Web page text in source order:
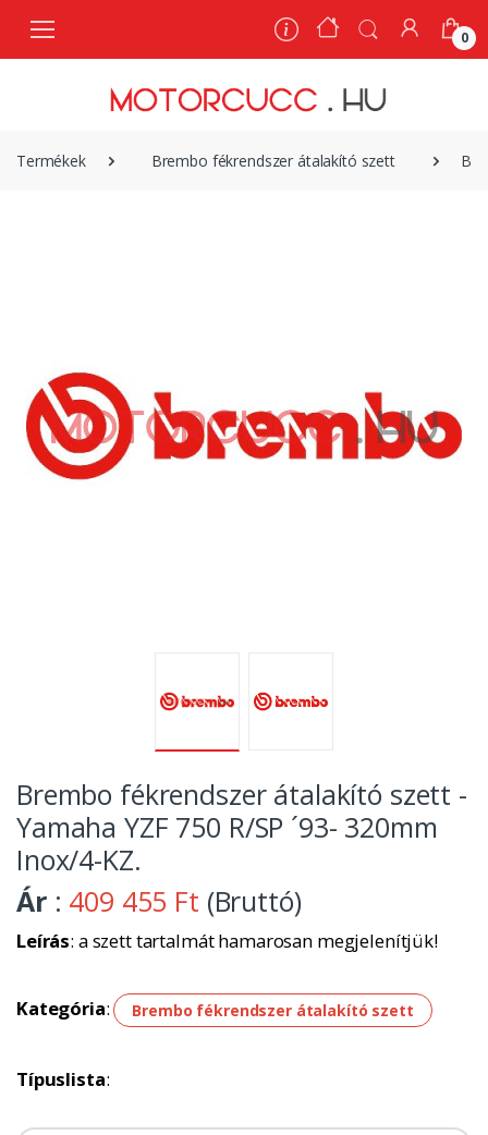
0
Termékek Brembo fékrendszer átalakító szett
Brembo fékrendszer átalakító szett -
Yamaha YZF 750 R/SP ´93- 320mm
Inox/4-KZ.
Ár : 409 455 Ft (Bruttó)
Leírás: a szett tartalmát hamarosan megjelenítjük!
Kategória: Brembo fékrendszer átalakító szett
Típuslista:
0